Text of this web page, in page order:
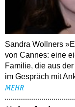
Sandra Wollners
von Cannes: eine
Familie, die aus
im Gespräch mit
MEHR